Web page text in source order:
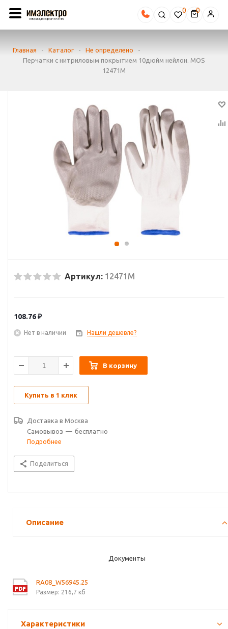
0
Главная - Каталог - Не определено
-
Перчатки с нитриловым покрытием 10дюйм нейлон. MOS
12471М
Артикул: 12471М
108.76₽
Нет в наличии Нашли дешевле?
В корзину
Купить в 1 клик
Доставка в Москва
Самовывоз — бесплатно
Подробнее
Поделиться
Описание
Документы
RA08_W56945.25
Размер: 216,7 кб
Характеристики